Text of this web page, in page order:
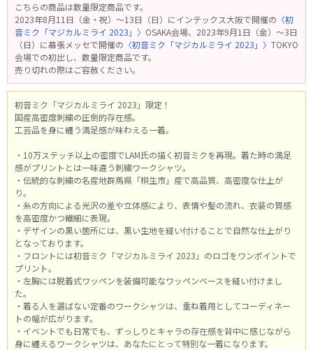
こちらの商品は数量限定商品です。
2023年8月11日（金・祝）～13日（日）にインテックス大阪で開催の 〈初
音ミク「マジカルミライ 2023」〉 OSAKA会場、2023年9月1日（金）～3日
（日）に幕張メッセで開催の 〈初音ミク「マジカルミライ 2023」〉 TOKYO
会場での初出し、数量限定商品です。
売り切れの際はご容赦ください。
初音ミク「マジカルミライ 2023」限定！
国産高密度刺繍の圧倒的存在感。
工芸品を身に纏う満足感が味わえる一着。
・10万ステッチ以上の密度でLAM氏の描く初音ミクを再現。着た時の満足
感がプリントとは一味違う刺繍ワークシャツ。
・伝統的な刺繍の名産地群馬県「桐生市」産で高品質、高密度な仕上が
り。
・糸の方向による光沢の差や立体感により、表情や髪の流れ、衣装の質感
を高密度かつ繊細に表現。
・デザインの黒い箇所には、黒い生地を縫い付けることで自然な仕上がり
となっております。
・フロントには初音ミク「マジカルミライ 2023」のロゴをワンポイントで
プリント。
・左胸には脱着式ワッペンを装備可能なワッペンベースを縫い付けまし
た。
・着る人を選ばない定番のワークシャツは、重ね着用としてコーディネー
トの幅が広がります。
・イベントでも日常でも、ずっしりとキャラの存在感を背中に感じながら
身に纏えるワークシャツは、あなたにとって特別な一着になります。